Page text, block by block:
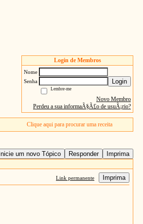
Login de Membros
Nome
Senha
Login
Lembre-me
Novo Membro
Perdeu a sua informaÃ§Ã£o de usuÃ¡rio?
Clique aqui para procurar uma receita
Inicie um novo Tópico Responder Imprima
Link permanente Imprima